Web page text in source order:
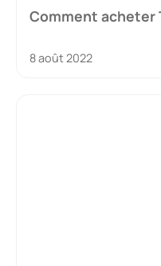
Comment acheter
8 août 2022